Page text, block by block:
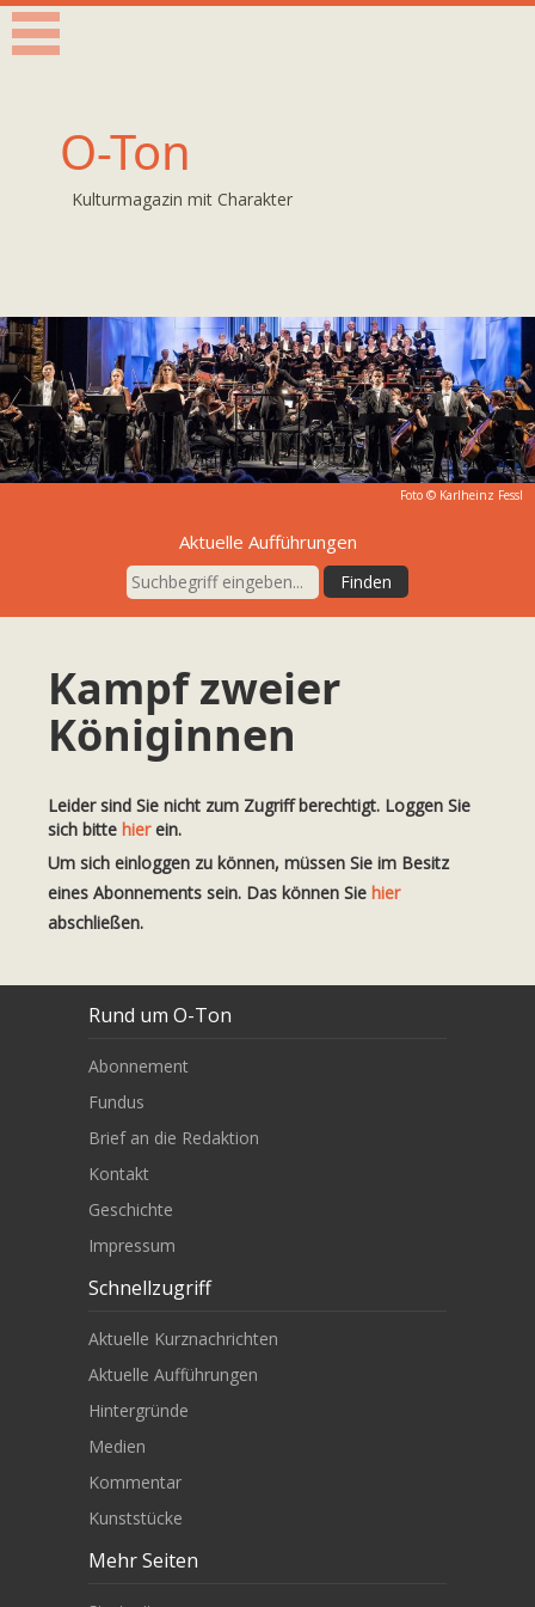
O-Ton
Kulturmagazin mit Charakter
Foto © Karlheinz Fessl
Aktuelle Aufführungen
Kampf zweier
Königinnen
Leider sind Sie nicht zum Zugriff berechtigt. Loggen Sie
sich bitte hierein.
Um sich einloggen zu können, müssen Sie im Besitz
eines Abonnements sein. Das können Sie hier
abschließen.
Rund um O-Ton
Abonnement
Fundus
Brief an die Redaktion
Kontakt
Geschichte
Impressum
Schnellzugriff
Aktuelle Kurznachrichten
Aktuelle Aufführungen
Hintergründe
Medien
Kommentar
Kunststücke
Mehr Seiten